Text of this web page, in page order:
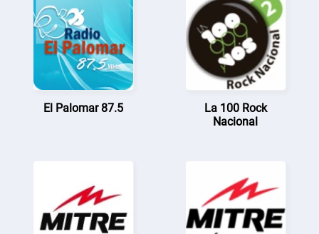
El Palomar 87.5
La 100 Rock
Nacional